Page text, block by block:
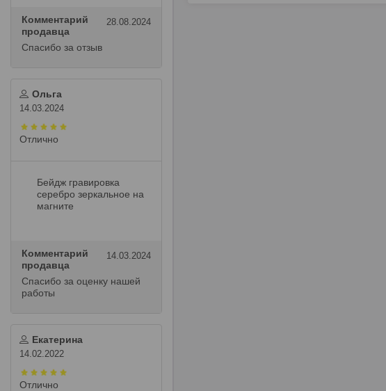
Комментарий
продавца
28.08.2024
Спасибо за отзыв
Ольга
14.03.2024
Отлично
Бейдж гравировка
серебро зеркальное на
магните
Комментарий
продавца
14.03.2024
Спасибо за оценку нашей
работы
Екатерина
14.02.2022
Отлично